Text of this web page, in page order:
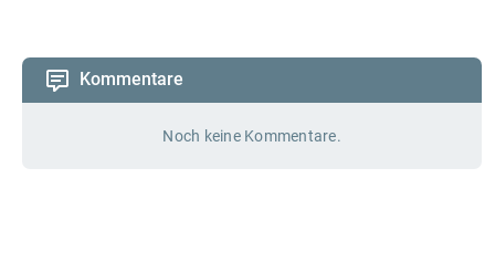
Kommentare
Noch keine Kommentare.